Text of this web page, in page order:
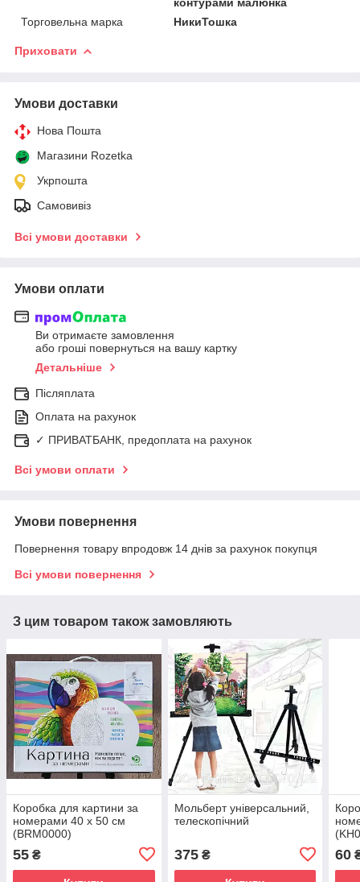
Торговельна марка
НикиТошка
Приховати
Умови доставки
Нова Пошта
Магазини Rozetka
Укрпошта
Самовивіз
Всі умови доставки
Умови оплати
Ви отримаєте замовлення
або гроші повернуться на вашу картку
Детальніше
Післяплата
Оплата на рахунок
✓ ПРИВАТБАНК, предоплата на рахунок
Всі умови оплати
Умови повернення
Повернення товару впродовж 14 днів за рахунок покупця
Всі умови повернення
З цим товаром також замовляють
Коробка для картини за
номерами 40 х 50 см
(BRM0000)
55 ₴
Мольберт універсальний,
телескопічний
375₴ 60